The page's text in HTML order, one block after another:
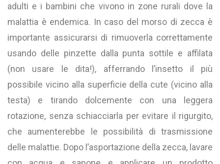
adulti e i bambini che vivono in zone rurali dove la
malattia è endemica. In caso del morso di zecca è
importante assicurarsi di rimuoverla correttamente
usando delle pinzette dalla punta sottile e affilata
(non usare le dita!), afferrando l’insetto il più
possibile vicino alla superficie della cute (vicino alla
testa) e tirando dolcemente con una leggera
rotazione, senza schiacciarla per evitare il rigurgito,
che aumenterebbe le possibilità di trasmissione
delle malattie. Dopo l’asportazione della zecca, lavare